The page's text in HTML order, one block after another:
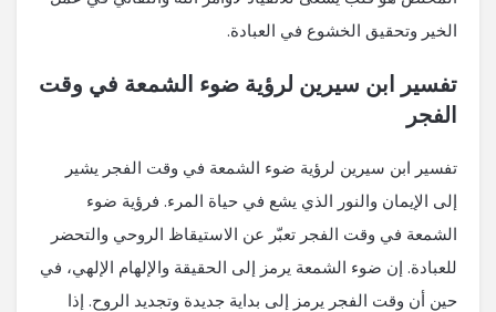
الخير وتحقيق الخشوع في العبادة.
تفسير ابن سيرين لرؤية ضوء الشمعة في وقت
الفجر
تفسير ابن سيرين لرؤية ضوء الشمعة في وقت الفجر يشير
إلى الإيمان والنور الذي يشع في حياة المرء. فرؤية ضوء
الشمعة في وقت الفجر تعبّر عن الاستيقاظ الروحي والتحضر
للعبادة. إن ضوء الشمعة يرمز إلى الحقيقة والإلهام الإلهي، في
حين أن وقت الفجر يرمز إلى بداية جديدة وتجديد الروح. إذا